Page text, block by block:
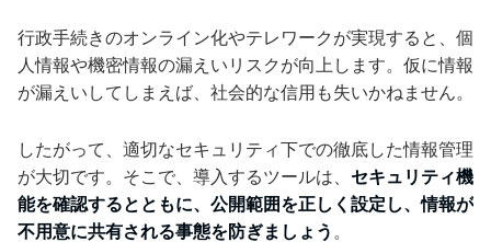
行政手続きのオンライン化やテレワークが実現すると、個
人情報や機密情報の漏えいリスクが向上します。仮に情報
が漏えいしてしまえば、社会的な信用も失いかねません。
したがって、適切なセキュリティ下での徹底した情報管理
が大切です。そこで、導入するツールは、 セキュリティ機
能を確認するとともに、公開範囲を正しく設定し、情報が
不用意に共有される事態を防ぎましょう 。